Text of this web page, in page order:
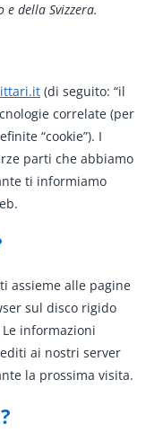
e della Svizzera.
(di seguito: “il
correlate (per
“cookie”). I
parti che abbiamo
ti informiamo
assieme alle pagine
sul disco rigido
informazioni
ai nostri server
la prossima visita.